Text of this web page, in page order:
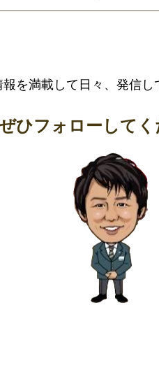
を満載して日々、発信し
ひフォローしてく